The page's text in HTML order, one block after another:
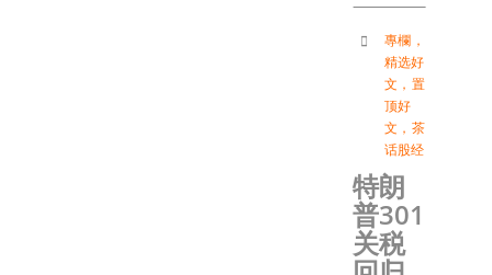
專欄 ，
精选好
文 ， 置
顶好
文 ， 茶
话股经
特朗
普301
关税